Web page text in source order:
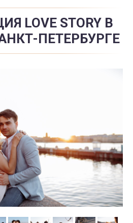
LOVE STORY В
ПЕТЕРБУРГЕ